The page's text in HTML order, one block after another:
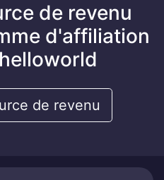
de revenu
d'affiliation
de revenu